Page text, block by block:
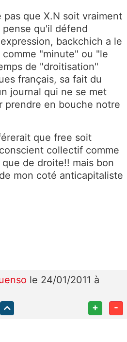
pas que X.N soit vraiment
qu'il défend
backchich a le
"minute" ou "le
de "droitisation"
français, sa fait du
journal qui ne se met
prendre en bouche notre
que free soit
collectif comme
de droite!! mais bon
mon coté anticapitaliste
le 24/01/2011 à
+ -